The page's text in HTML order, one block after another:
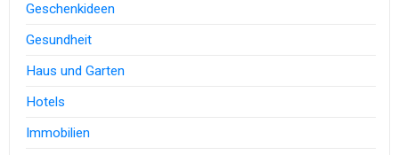
Geschenkideen
Gesundheit
Haus und Garten
Hotels
Immobilien